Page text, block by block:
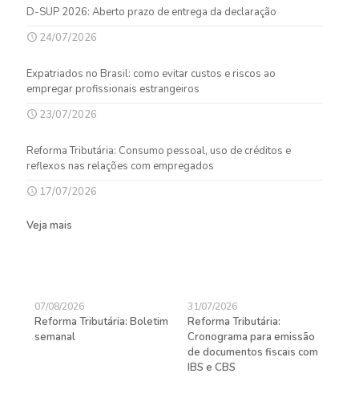
D-SUP 2026: Aberto prazo de entrega da declaração
24/07/2026
Expatriados no Brasil: como evitar custos e riscos ao
empregar profissionais estrangeiros
23/07/2026
Reforma Tributária: Consumo pessoal, uso de créditos e
reflexos nas relações com empregados
17/07/2026
Veja mais
07/08/2026
Reforma Tributária: Boletim
semanal
31/07/2026
Reforma Tributária:
Cronograma para emissão
de documentos fiscais com
IBS e CBS